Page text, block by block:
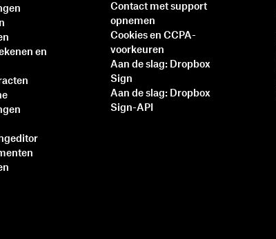
en
Contact met support
opnemen
Cookies en CCPA-
voorkeuren
Aan de slag: Dropbox
Sign
Aan de slag: Dropbox
Sign-API